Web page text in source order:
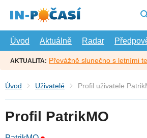
hlavní
Úvod
Aktuálně Radar
AKTUALITA: Převážně slunečno s letními
Úvod Uživatelé Profil uživatele
Profil PatrikMO